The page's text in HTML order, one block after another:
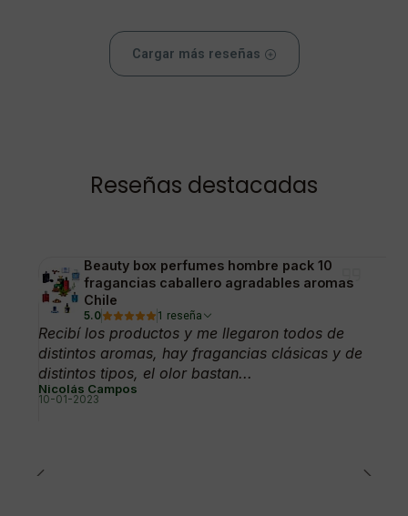
Cargar más reseñas
Reseñas destacadas
Beauty box perfumes hombre pack 10
fragancias caballero agradables aromas
Chile
5.0 1 reseña
Recibí los productos y me llegaron todos de
distintos aromas, hay fragancias clásicas y de
distintos tipos, el olor bastan...
Nicolás Campos
10-01-2023